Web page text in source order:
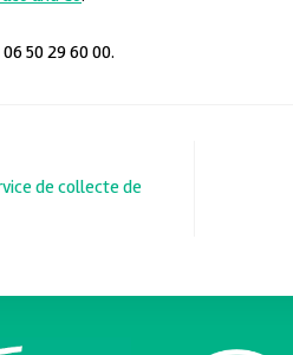
50 29 60 00.
de collecte de